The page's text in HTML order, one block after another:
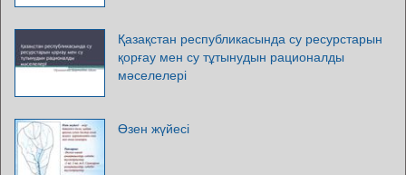
Қазақстан республикасында су ресурстарын
қорғау мен су тұтынудын рационалды
мәселелері
Өзен жүйесі